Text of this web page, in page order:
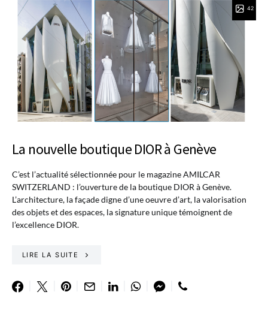
42
La nouvelle boutique DIOR à Genève
C’est l’actualité sélectionnée pour le magazine AMILCAR
SWITZERLAND : l’ouverture de la boutique DIOR à Genève.
L’architecture, la façade digne d’une oeuvre d’art, la valorisation
des objets et des espaces, la signature unique témoignent de
l’excellence DIOR.
LIRE LA SUITE